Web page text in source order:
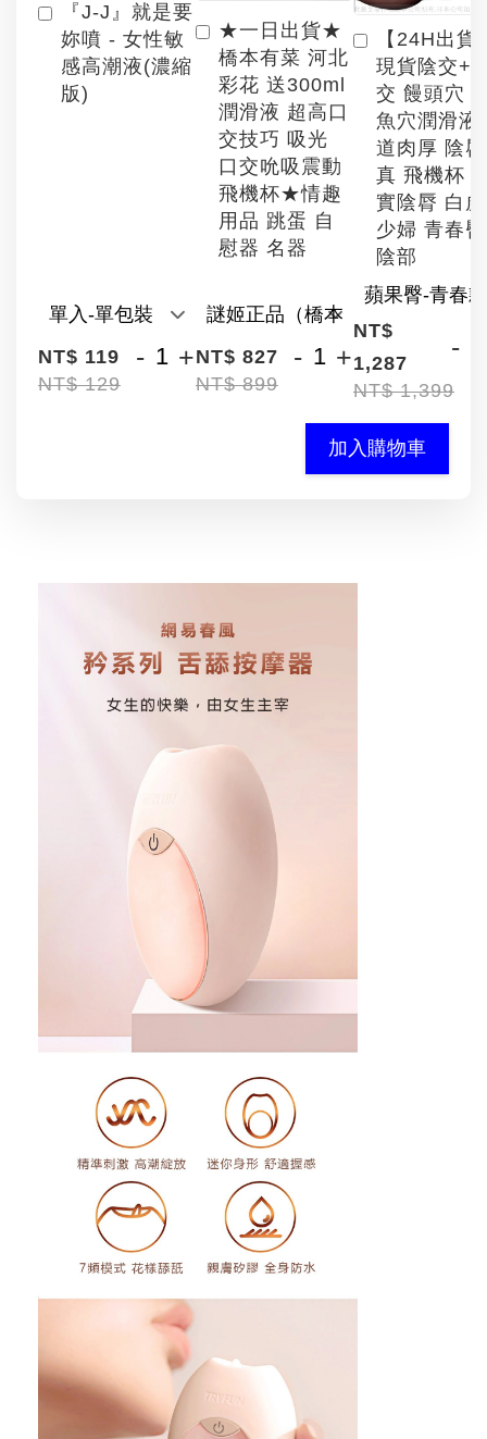
『J-J』就是要
妳噴 - 女性敏
感高潮液(濃縮
版)
NT$ 119
NT$ 129
- +
★一日出貨★
橋本有菜 河北
彩花 送300ml
潤滑液 超高口
交技巧 吸光
口交吮吸震動
飛機杯★情趣
用品 跳蛋 自
慰器 名器
NT$ 827
NT$ 899
- +
【24H出貨
現貨陰交+
交 饅頭穴
魚穴潤滑液
道肉厚 陰
真 飛機杯
實陰脣 白
少婦 青春臀
陰部
NT$
1,287
NT$ 1,399
-
加入購物車